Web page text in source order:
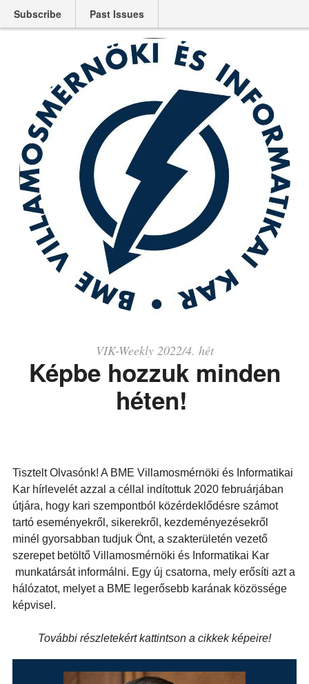
Subscribe Past Issues
VIK-Weekly 2022/4. hét
Képbe hozzuk minden
héten!
Tisztelt Olvasónk! A BME Villamosmérnöki és Informatikai
Kar hírlevelét azzal a céllal indítottuk 2020 februárjában
útjára, hogy kari szempontból közérdeklődésre számot
tartó eseményekről, sikerekről, kezdeményezésekről
minél gyorsabban tudjuk Önt, a szakterületén vezető
szerepet betöltő Villamosmérnöki és Informatikai Kar
munkatársát informálni. Egy új csatorna, mely erősíti azt a
hálózatot, melyet a BME legerősebb karának közössége
képvisel.
További részletekért kattintson a cikkek képeire!